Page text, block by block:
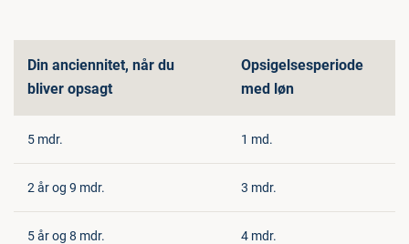
Din anciennitet, når du
bliver opsagt
Opsigelsesperiode
med løn
5 mdr. 1 md.
2 år og 9 mdr. 3 mdr.
5 år og 8 mdr. 4 mdr.